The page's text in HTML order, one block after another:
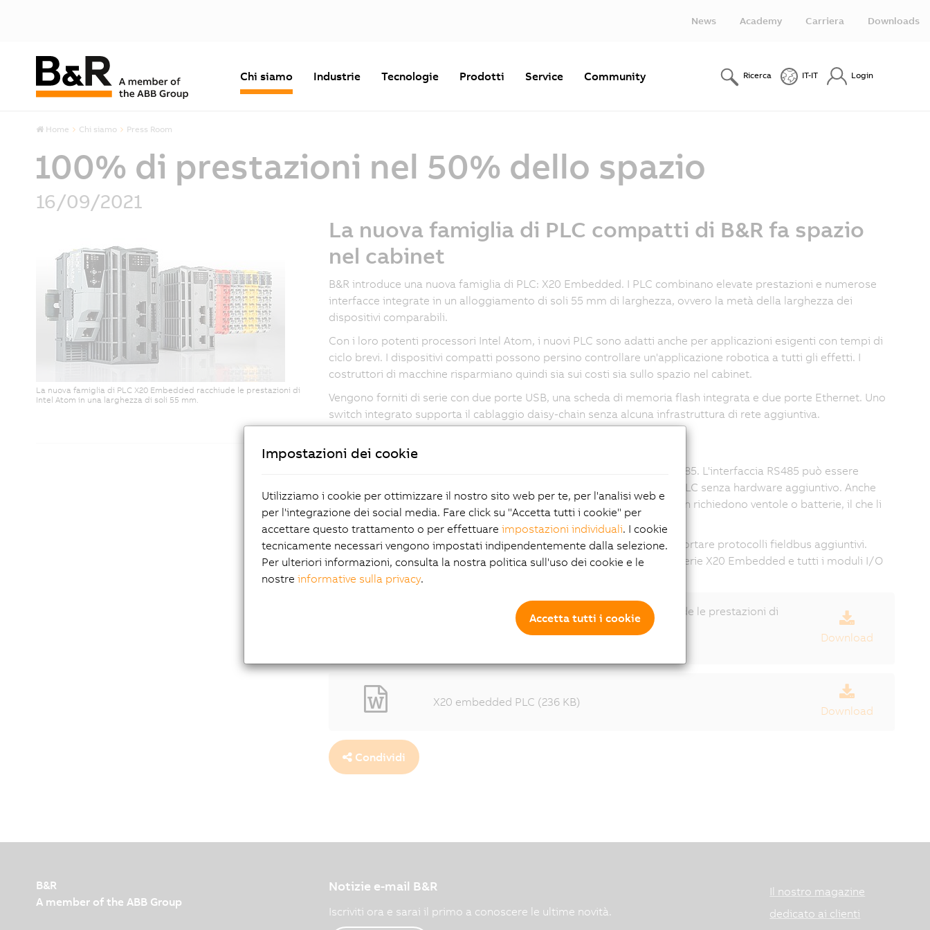
News Academy Carriera Downloads
Chi siamo Industrie Tecnologie Prodotti Service Community Ricerca IT-IT Login
Home Chi siamo Press Room
100% di prestazioni nel 50% dello spazio
16/09/2021
La nuova famiglia di PLC X20 Embedded racchiude le prestazioni di
Intel Atom in una larghezza di soli 55 mm.
La nuova famiglia di PLC compatti di B&R fa spazio
nel cabinet
B&R introduce una nuova famiglia di PLC: X20 Embedded. I PLC combinano elevate prestazioni e numerose
interfacce integrate in un alloggiamento di soli 55 mm di larghezza, ovvero la metà della larghezza dei
dispositivi comparabili.
Con i loro potenti processori Intel Atom, i nuovi PLC sono adatti anche per applicazioni esigenti con tempi di
ciclo brevi. I dispositivi compatti possono persino controllare un'applicazione robotica a tutti gli effetti. I
costruttori di macchine risparmiano quindi sia sui costi sia sullo spazio nel cabinet.
Vengono forniti di serie con due porte USB, una scheda di memoria flash integrata e due porte Ethernet. Uno
switch integrato supporta il cablaggio daisy-chain senza alcuna infrastruttura di rete aggiuntiva.
Interfacce integrate
I dispositivi sono dotati di interfacce hardware per POWERLINK e RS485. L'interfaccia RS485 può essere
utilizzata per collegare un convertitore di frequenza direttamente al PLC senza hardware aggiuntivo. Anche
l'alimentatore è integrato. Nonostante le elevate prestazioni, i PLC non richiedono ventole o batterie, il che li
rende completamente esenti da manutenzione.
Le varianti opzionali con slot di interfaccia consentono ai PLC di supportare protocolli fieldbus aggiuntivi.
Tutte le schede di interfaccia B&R possono essere combinate con la serie X20 Embedded e tutti i moduli I/O
X20 possono essere collegati come di consueto.
La nuova famiglia di PLC X20 Embedded racchiude le prestazioni di
Intel Atom in una larghezza di soli 55 mm.
Download
X20 embedded PLC (236 KB)
Download
Condividi
B&R
A member of the ABB Group
Notizie e-mail B&R
Iscriviti ora e sarai il primo a conoscere le ultime novità.
Il nostro magazine
dedicato ai clienti
Impostazioni dei cookie
Utilizziamo i cookie per ottimizzare il nostro sito web per te, per l'analisi web e
per l'integrazione dei social media. Fare click su "Accetta tutti i cookie" per
accettare questo trattamento o per effettuare impostazioni individuali. I cookie
tecnicamente necessari vengono impostati indipendentemente dalla selezione.
Per ulteriori informazioni, consulta la nostra politica sull'uso dei cookie e le
nostre informative sulla privacy.
Accetta tutti i cookie